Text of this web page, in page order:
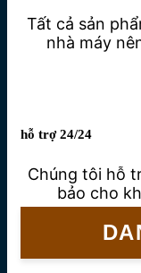
Tất cả sản
nhà máy
hỗ trợ 24/24
Chúng tôi hỗ
bảo cho